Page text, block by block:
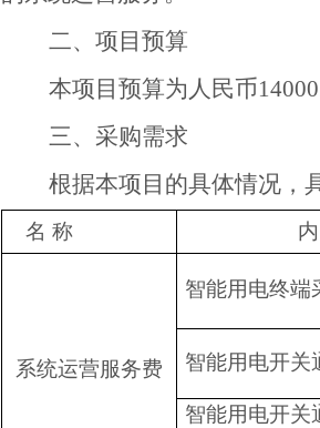
二、 项目预算
本项目预算为人民币
三、 采购需求
根据本项目的具体情况，
名 称 内
系统运营服务费
智能用电终端
智能用电开关
智能用电开关